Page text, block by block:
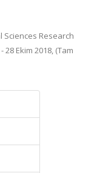
Research
28 Ekim 2018, (Tam